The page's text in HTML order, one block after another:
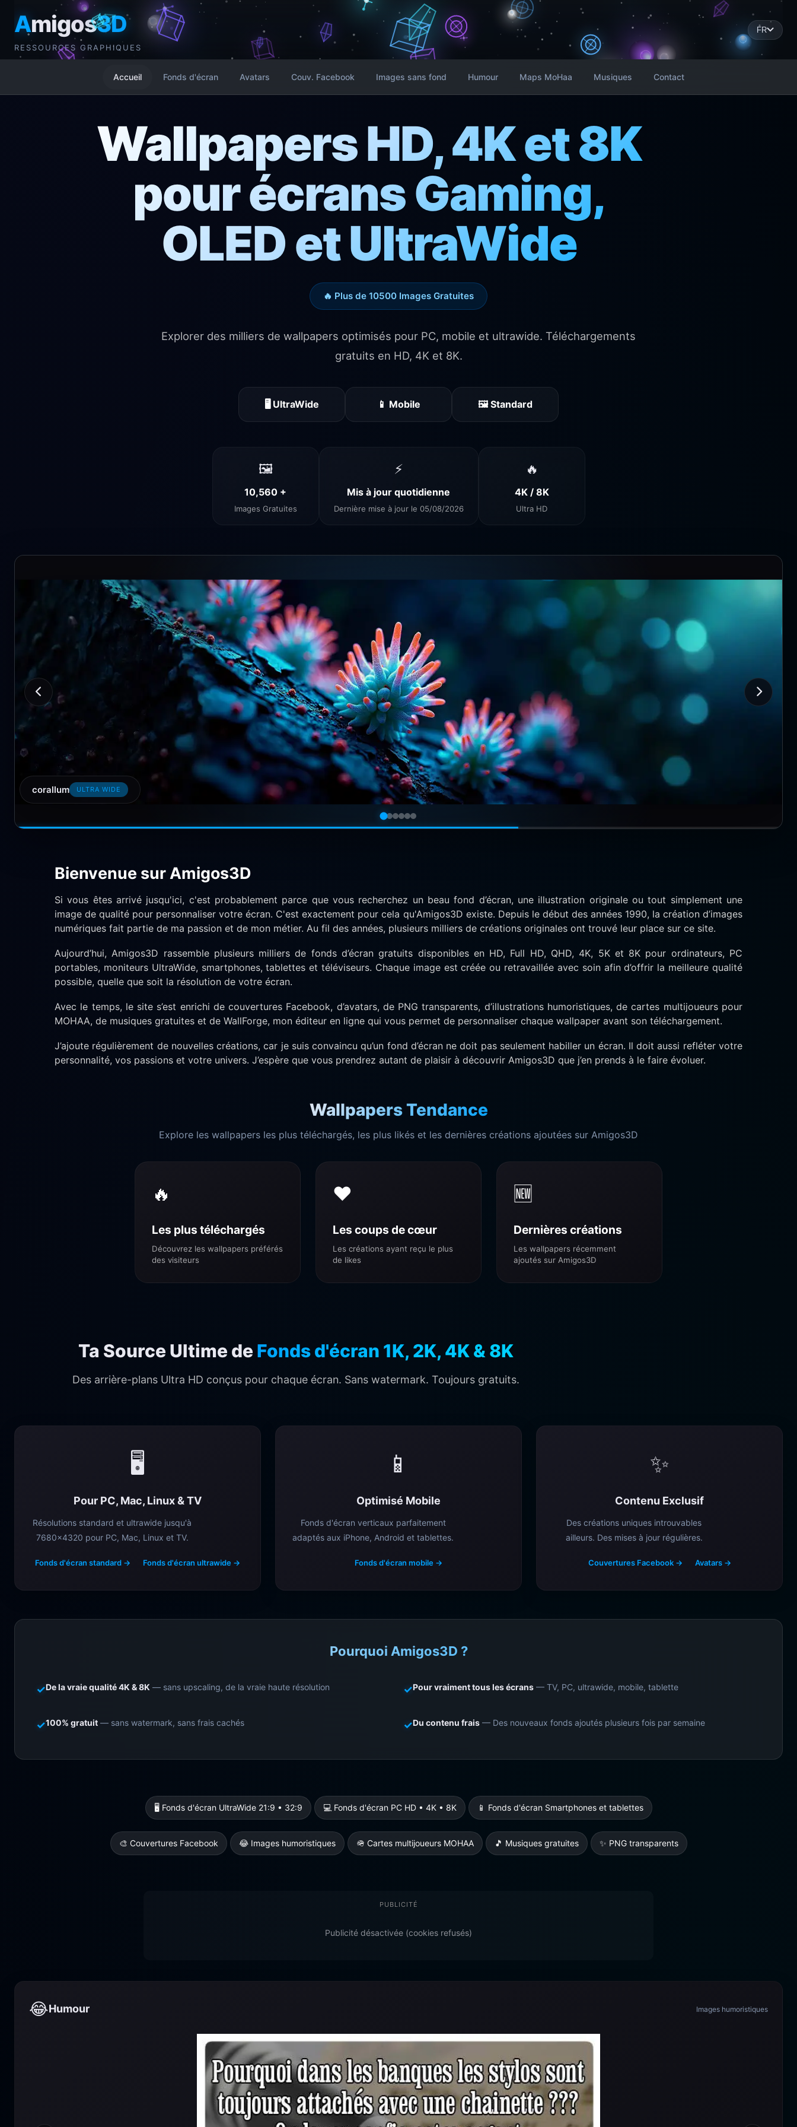
Amigos3D
RESSOURCES GRAPHIQUES
FR
Accueil Fonds d'écran Avatars Couv. Facebook Images sans fond Humour Maps MoHaa Musiques Contact
Wallpapers HD, 4K et 8K
pour écrans Gaming,
OLED et UltraWide
🔥 Plus de 10500 Images Gratuites
Explorer des milliers de wallpapers optimisés pour PC, mobile et ultrawide. Téléchargements
gratuits en HD, 4K et 8K.
🖥️ UltraWide 📱 Mobile 🖼️ Standard
🖼️
10,560 +
Images Gratuites
⚡
Mis à jour quotidienne
Dernière mise à jour le 05/08/2026
🔥
4K / 8K
Ultra HD
corallum ULTRA WIDE
Bienvenue sur Amigos3D
Si vous êtes arrivé jusqu'ici, c'est probablement parce que vous recherchez un beau fond d’écran, une illustration originale ou tout simplement une
image de qualité pour personnaliser votre écran. C'est exactement pour cela qu'Amigos3D existe. Depuis le début des années 1990, la création d’images
numériques fait partie de ma passion et de mon métier. Au fil des années, plusieurs milliers de créations originales ont trouvé leur place sur ce site.
Aujourd’hui, Amigos3D rassemble plusieurs milliers de fonds d’écran gratuits disponibles en HD, Full HD, QHD, 4K, 5K et 8K pour ordinateurs, PC
portables, moniteurs UltraWide, smartphones, tablettes et téléviseurs. Chaque image est créée ou retravaillée avec soin afin d’offrir la meilleure qualité
possible, quelle que soit la résolution de votre écran.
Avec le temps, le site s’est enrichi de couvertures Facebook, d’avatars, de PNG transparents, d’illustrations humoristiques, de cartes multijoueurs pour
MOHAA, de musiques gratuites et de WallForge, mon éditeur en ligne qui vous permet de personnaliser chaque wallpaper avant son téléchargement.
J’ajoute régulièrement de nouvelles créations, car je suis convaincu qu’un fond d’écran ne doit pas seulement habiller un écran. Il doit aussi refléter votre
personnalité, vos passions et votre univers. J’espère que vous prendrez autant de plaisir à découvrir Amigos3D que j’en prends à le faire évoluer.
Wallpapers Tendance
Explore les wallpapers les plus téléchargés, les plus likés et les dernières créations ajoutées sur Amigos3D
🔥
Les plus téléchargés
Découvrez les wallpapers préférés
des visiteurs
❤️
Les coups de cœur
Les créations ayant reçu le plus
de likes
🆕
Dernières créations
Les wallpapers récemment
ajoutés sur Amigos3D
Ta Source Ultime de Fonds d'écran 1K, 2K, 4K & 8K
Des arrière-plans Ultra HD conçus pour chaque écran. Sans watermark. Toujours gratuits.
🖥️
Pour PC, Mac, Linux & TV
Résolutions standard et ultrawide jusqu'à
7680×4320 pour PC, Mac, Linux et TV.
Fonds d'écran standard → Fonds d'écran ultrawide →
📱
Optimisé Mobile
Fonds d'écran verticaux parfaitement
adaptés aux iPhone, Android et tablettes.
Fonds d'écran mobile →
✨
Contenu Exclusif
Des créations uniques introuvables
ailleurs. Des mises à jour régulières.
Couvertures Facebook → Avatars →
Pourquoi Amigos3D ?
✓De la vraie qualité 4K & 8K — sans upscaling, de la vraie haute résolution ✓Pour vraiment tous les écrans — TV, PC, ultrawide, mobile, tablette
✓100% gratuit — sans watermark, sans frais cachés ✓Du contenu frais — Des nouveaux fonds ajoutés plusieurs fois par semaine
🖥️ Fonds d'écran UltraWide 21:9 • 32:9 💻 Fonds d'écran PC HD • 4K • 8K 📱 Fonds d'écran Smartphones et tablettes
🎨 Couvertures Facebook 😂 Images humoristiques 🪖 Cartes multijoueurs MOHAA 🎵 Musiques gratuites ✨ PNG transparents
PUBLICITÉ
Publicité désactivée (cookies refusés)
😂Humour Images humoristiques